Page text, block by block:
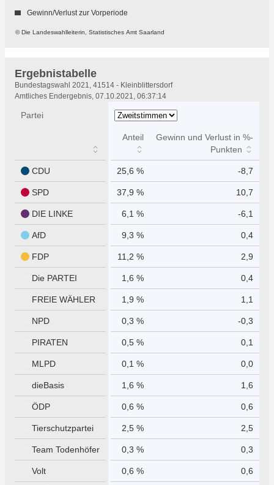
© Die Landeswahlleiterin, Statistisches Amt Saarland
Gewinn/Verlust zur Vorperiode
Ergebnistabelle
Ergebnistabelle
Bundestagswahl 2021, 41514 - Kleinblittersdorf
Amtliches Endergebnis, 07.10.2021, 06:37:14
Partei
Anteil
Gewinn und Verlust in %-
Punkten
CDU 25,6 % -8,7
SPD 37,9 % 10,7
DIE LINKE 6,1 % -6,1
AfD 9,3 % 0,4
FDP 11,2 % 2,9
Die PARTEI 1,6 % 0,4
FREIE WÄHLER 1,9 % 1,1
NPD 0,3 % -0,3
PIRATEN 0,5 % 0,1
MLPD 0,1 % 0,0
dieBasis 1,6 % 1,6
ÖDP 0,6 % 0,6
Tierschutzpartei 2,5 % 2,5
Team Todenhöfer 0,3 % 0,3
Volt 0,6 % 0,6